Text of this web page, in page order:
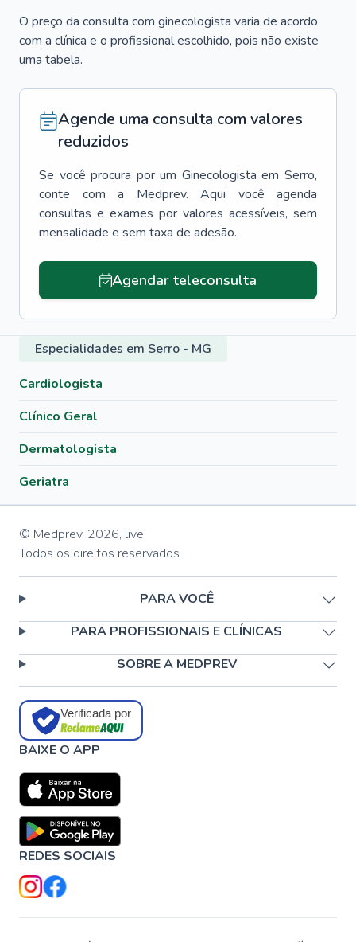
O preço da consulta com ginecologista varia de acordo
com a clínica e o profissional escolhido, pois não existe
uma tabela.
Agende uma consulta com valores
reduzidos
Se você procura por um Ginecologista em Serro,
conte com a Medprev. Aqui você agenda
consultas e exames por valores acessíveis, sem
mensalidade e sem taxa de adesão.
Agendar teleconsulta
Especialidades em Serro - MG
Cardiologista
Clínico Geral
Dermatologista
Geriatra
© Medprev, 2026, live
Todos os direitos reservados
PARA VOCÊ
PARA PROFISSIONAIS E CLÍNICAS
SOBRE A MEDPREV
Verificada por
BAIXE O APP
REDES SOCIAIS